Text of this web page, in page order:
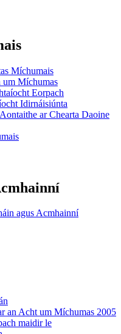
Míchumais
um Míchumas
Eorpach
Idirnáisiúnta
ar Chearta Daoine
agus Acmhainní
an Acht um Míchumas 2005
maidir le